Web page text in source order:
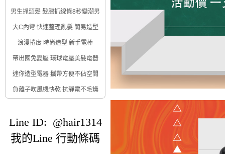
男生抓頭髮 髮臘抓線條8秒變潮男
大C內彎 快速整理亂髮 簡易造型
浪漫捲度 時尚造型 新手電棒
帶出國免變壓 環球電壓美髮電器
迷你造型電器 攜帶方便不佔空間
負離子吹風機快乾 抗靜電不毛燥
Line ID: @hair1314
我的Line 行動條碼